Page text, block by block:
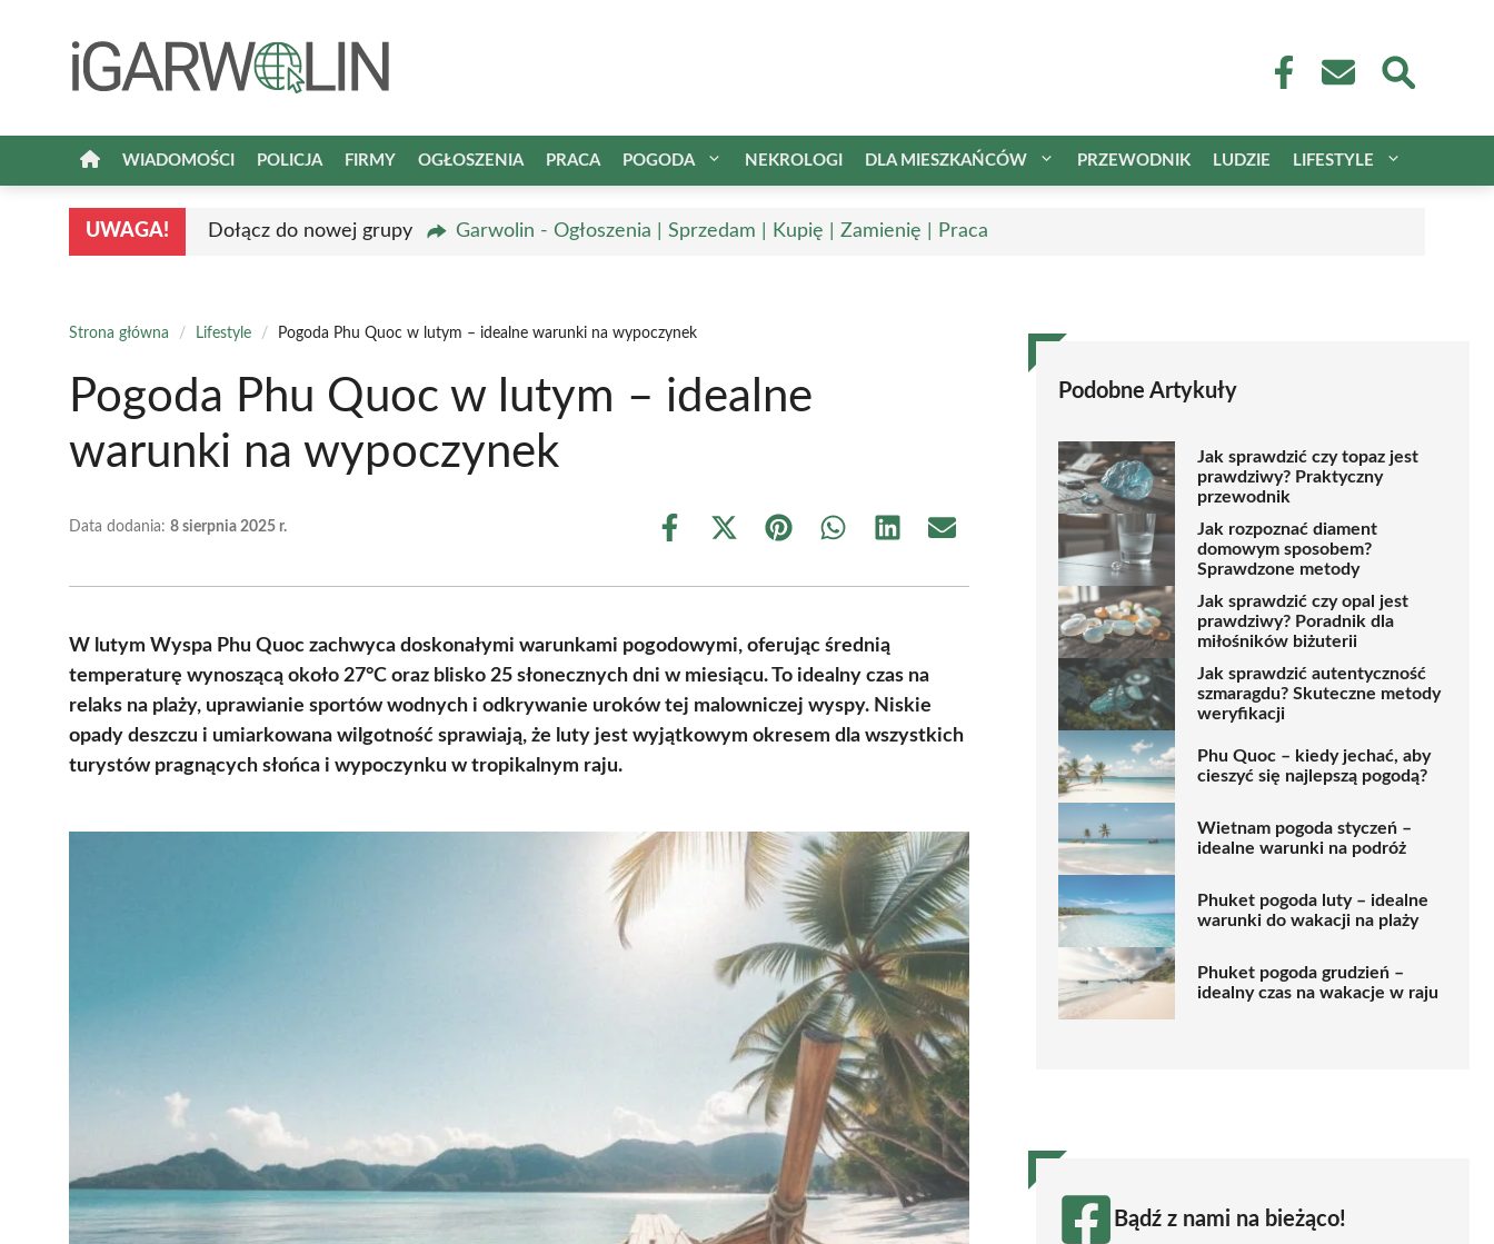
WIADOMOŚCI POLICJA FIRMY OGŁOSZENIA PRACA POGODA NEKROLOGI DLA MIESZKAŃCÓW PRZEWODNIK LUDZIE LIFESTYLE
UWAGA! Dołącz do nowej grupy Garwolin - Ogłoszenia | Sprzedam | Kupię | Zamienię | Praca
Strona główna / Lifestyle / Pogoda Phu Quoc w lutym – idealne warunki na wypoczynek
Pogoda Phu Quoc w lutym – idealne
warunki na wypoczynek
Data dodania: 8 sierpnia 2025 r.
Share
Share
(Twitter)
Share Share Share Share
W lutym Wyspa Phu Quoc zachwyca doskonałymi warunkami pogodowymi, oferując średnią
temperaturę wynoszącą około 27°C oraz blisko 25 słonecznych dni w miesiącu. To idealny czas na
relaks na plaży, uprawianie sportów wodnych i odkrywanie uroków tej malowniczej wyspy. Niskie
opady deszczu i umiarkowana wilgotność sprawiają, że luty jest wyjątkowym okresem dla wszystkich
turystów pragnących słońca i wypoczynku w tropikalnym raju.
Podobne Artykuły
Jak sprawdzić czy topaz jest
prawdziwy? Praktyczny
przewodnik
Jak rozpoznać diament
domowym sposobem?
Sprawdzone metody
Jak sprawdzić czy opal jest
prawdziwy? Poradnik dla
miłośników biżuterii
Jak sprawdzić autentyczność
szmaragdu? Skuteczne metody
weryfikacji
Phu Quoc – kiedy jechać, aby
cieszyć się najlepszą pogodą?
Wietnam pogoda styczeń –
idealne warunki na podróż
Phuket pogoda luty – idealne
warunki do wakacji na plaży
Phuket pogoda grudzień –
idealny czas na wakacje w raju
Bądź z nami na bieżąco!